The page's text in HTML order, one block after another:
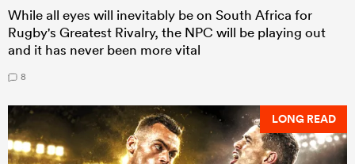
While all eyes will inevitably be on South Africa for
Rugby's Greatest Rivalry, the NPC will be playing out
and it has never been more vital
8
LONG READ